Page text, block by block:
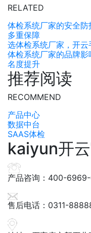
RELATED
体检系统厂家的安全
多重保障
选体检系统厂家，开
体检系统厂家的品牌
名度提升
推荐阅读
RECOMMEND
产品中心
数据中台
SAAS体检
kaiyun开
产品咨询：400-
售后电话：0311-